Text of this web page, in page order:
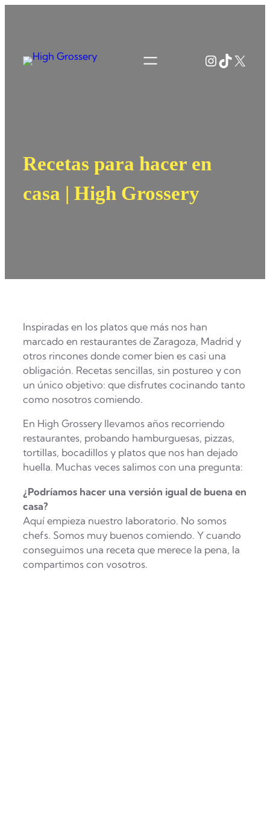
Instagram
TikTok
X
Recetas para hacer en
casa | High Grossery
Inspiradas en los platos que más nos han
marcado en restaurantes de Zaragoza, Madrid y
otros rincones donde comer bien es casi una
obligación. Recetas sencillas, sin postureo y con
un único objetivo: que disfrutes cocinando tanto
como nosotros comiendo.
En High Grossery llevamos años recorriendo
restaurantes, probando hamburguesas, pizzas,
tortillas, bocadillos y platos que nos han dejado
huella. Muchas veces salimos con una pregunta:
¿Podríamos hacer una versión igual de buena en
casa?
Aquí empieza nuestro laboratorio. No somos
chefs. Somos muy buenos comiendo. Y cuando
conseguimos una receta que merece la pena, la
compartimos con vosotros.